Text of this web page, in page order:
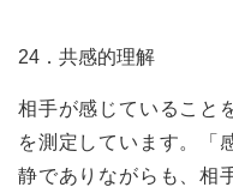
24．共感的理解
相手が感じていること
を測定しています。「
静でありながらも、相